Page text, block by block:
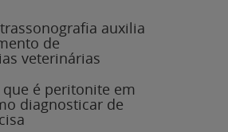
auxilia
de
veterinárias
é peritonite em
diagnosticar de